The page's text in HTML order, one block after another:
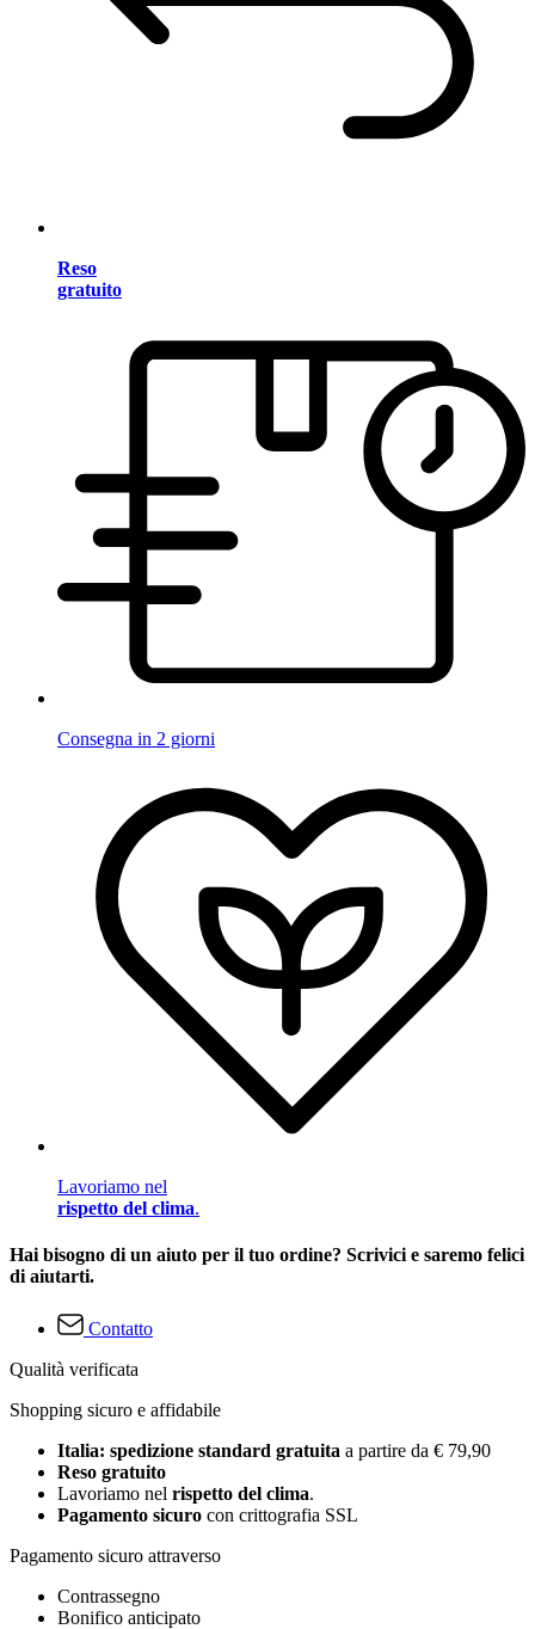
Reso
gratuito
Consegna in 2 giorni
Lavoriamo nel
rispetto del clima.
Hai bisogno di un aiuto per il tuo ordine? Scrivici e saremo felici
di aiutarti.
Contatto
Qualità verificata
Shopping sicuro e affidabile
Italia: spedizione standard gratuita a partire da € 79,90
Reso gratuito
Lavoriamo nel rispetto del clima.
Pagamento sicuro con crittografia SSL
Pagamento sicuro attraverso
Contrassegno
Bonifico anticipato